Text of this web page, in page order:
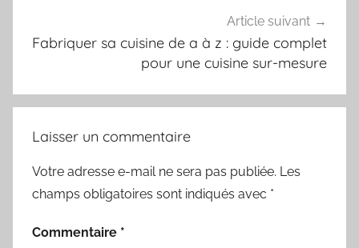
Article suivant
Fabriquer sa cuisine de a à z : guide complet
pour une cuisine sur-mesure
Laisser un commentaire
Votre adresse e-mail ne sera pas publiée. Les
champs obligatoires sont indiqués avec *
Commentaire *